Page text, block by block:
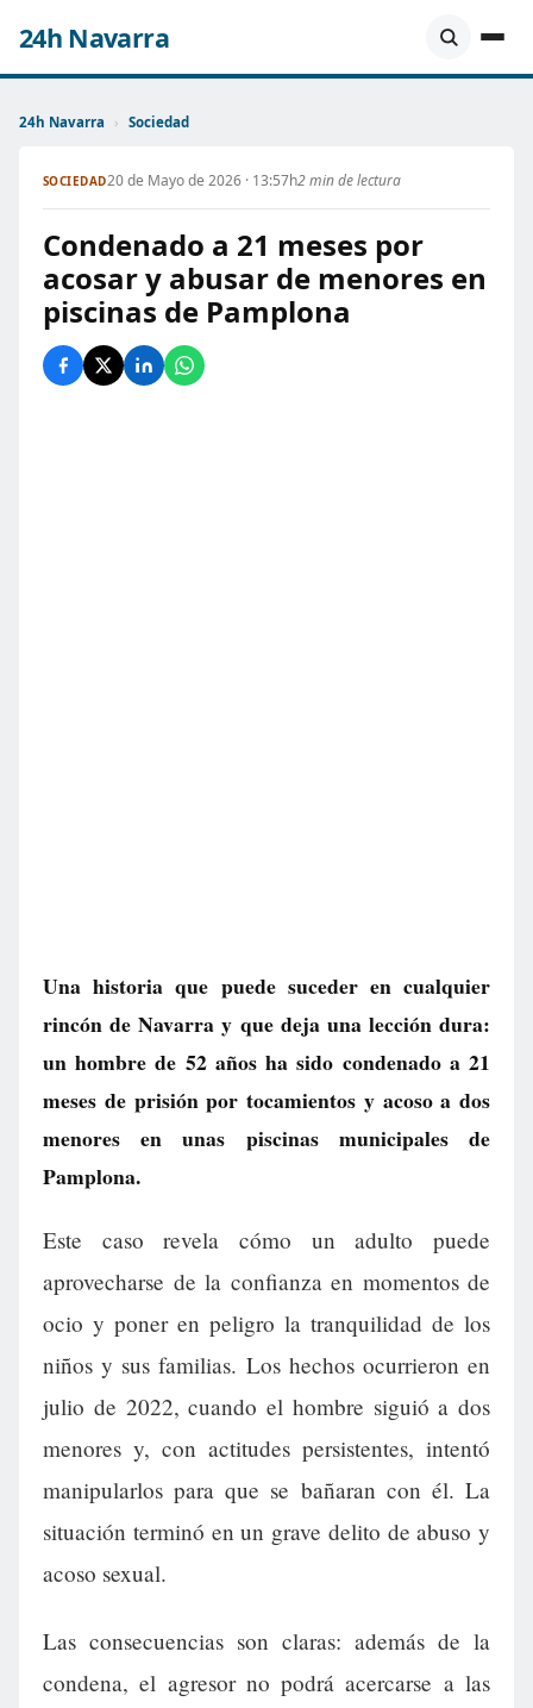
24h Navarra
24h Navarra › Sociedad
SOCIEDAD20 de Mayo de 2026 · 13:57h2 min de lectura
Condenado a 21 meses por
acosar y abusar de menores en
piscinas de Pamplona
Una historia que puede suceder en cualquier
rincón de Navarra y que deja una lección dura:
un hombre de 52 años ha sido condenado a 21
meses de prisión por tocamientos y acoso a dos
menores en unas piscinas municipales de
Pamplona.
Este caso revela cómo un adulto puede
aprovecharse de la confianza en momentos de
ocio y poner en peligro la tranquilidad de los
niños y sus familias. Los hechos ocurrieron en
julio de 2022, cuando el hombre siguió a dos
menores y, con actitudes persistentes, intentó
manipularlos para que se bañaran con él. La
situación terminó en un grave delito de abuso y
acoso sexual.
Las consecuencias son claras: además de la
condena, el agresor no podrá acercarse a las